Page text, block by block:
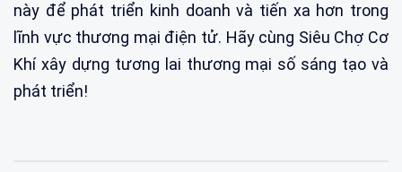
này để phát triển kinh doanh và tiến xa hơn trong
lĩnh vực thương mại điện tử. Hãy cùng Siêu Chợ Cơ
Khí xây dựng tương lai thương mại số sáng tạo và
phát triển!